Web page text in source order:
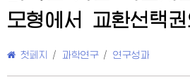
모형에서 교환선택
첫페지 / 과학연구 / 연구성과